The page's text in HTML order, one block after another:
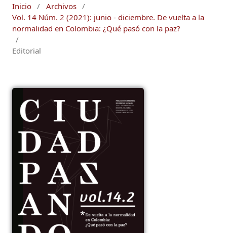
Inicio / Archivos /
Vol. 14 Núm. 2 (2021): junio - diciembre. De vuelta a la
normalidad en Colombia: ¿Qué pasó con la paz?
/
Editorial